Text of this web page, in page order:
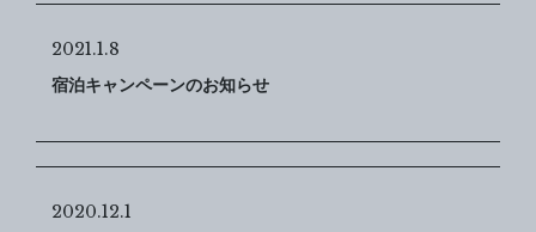
2021.1.8
宿泊キャンペーンのお知らせ
2020.12.1